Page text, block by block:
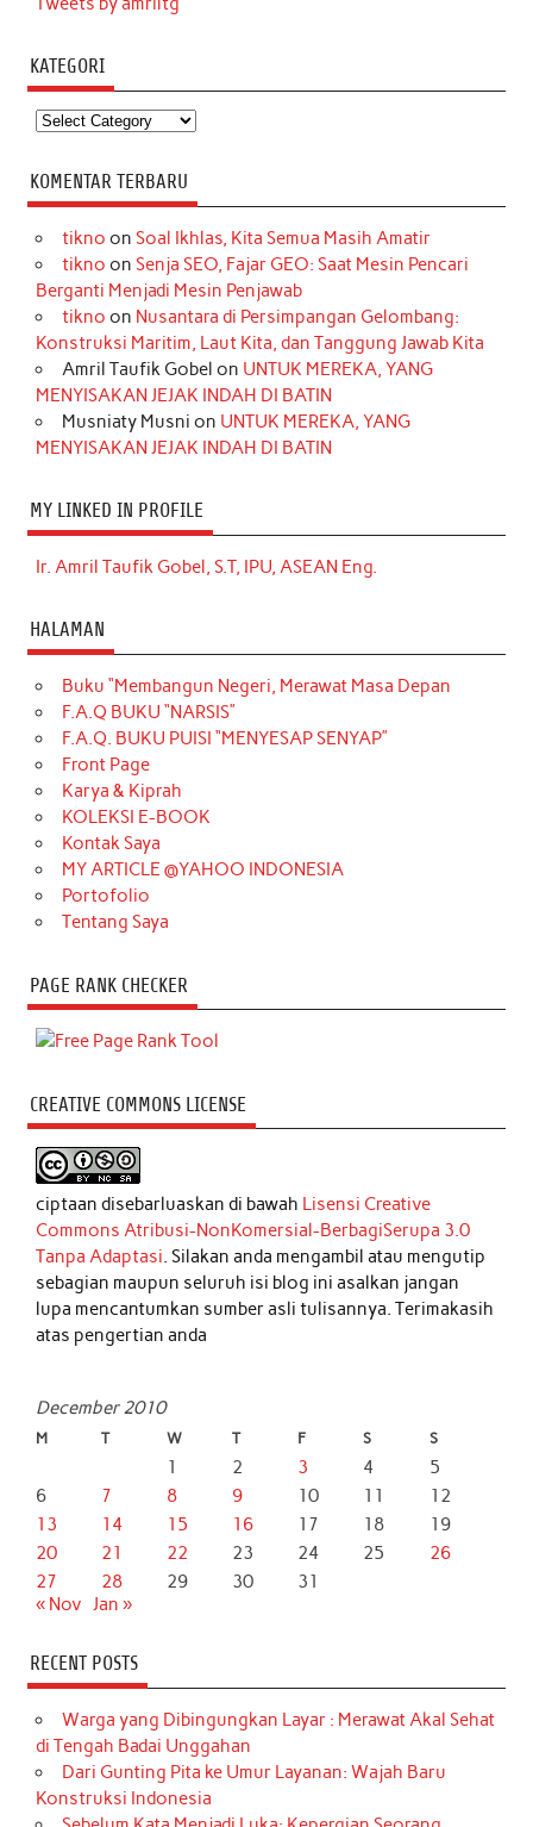
KATEGORI
Kategori
KOMENTAR TERBARU
tikno on Soal Ikhlas, Kita Semua Masih Amatir
tikno on Senja SEO, Fajar GEO: Saat Mesin Pencari
Berganti Menjadi Mesin Penjawab
tikno on Nusantara di Persimpangan Gelombang:
Konstruksi Maritim, Laut Kita, dan Tanggung Jawab Kita
Amril Taufik Gobel on UNTUK MEREKA, YANG
MENYISAKAN JEJAK INDAH DI BATIN
Musniaty Musni on UNTUK MEREKA, YANG
MENYISAKAN JEJAK INDAH DI BATIN
MY LINKED IN PROFILE
Ir. Amril Taufik Gobel, S.T, IPU, ASEAN Eng.
HALAMAN
Buku “Membangun Negeri, Merawat Masa Depan
F.A.Q BUKU “NARSIS”
F.A.Q. BUKU PUISI “MENYESAP SENYAP”
Front Page
Karya & Kiprah
KOLEKSI E-BOOK
Kontak Saya
MY ARTICLE @YAHOO INDONESIA
Portofolio
Tentang Saya
PAGE RANK CHECKER
CREATIVE COMMONS LICENSE
ciptaan disebarluaskan di bawah Lisensi Creative
Commons Atribusi-NonKomersial-BerbagiSerupa 3.0
Tanpa Adaptasi. Silakan anda mengambil atau mengutip
sebagian maupun seluruh isi blog ini asalkan jangan
lupa mencantumkan sumber asli tulisannya. Terimakasih
atas pengertian anda
December 2010
M T W T F S S
1 2 3 4
5
6
7 8 9 10 11
12
13
14 15 16 17 18
19
20
21 22 23 24 25
26
27
28 29 30
31
« Nov Jan »
RECENT POSTS
Warga yang Dibingungkan Layar : Merawat Akal Sehat
di Tengah Badai Unggahan
Dari Gunting Pita ke Umur Layanan: Wajah Baru
Konstruksi Indonesia